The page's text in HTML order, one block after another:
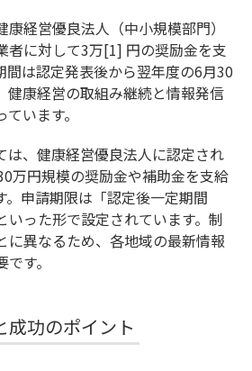
経営優良法人（中小規模部門）
者に対して3万[1] 円の奨励金を支
間は認定発表後から翌年度の6月30
健康経営の取組み継続と情報発信
います。
は、健康経営優良法人に認定され
万円規模の奨励金や補助金を支給
。申請期限は「認定後一定期間
いった形で設定されています。制
に異なるため、各地域の最新情報
す。
成功のポイント